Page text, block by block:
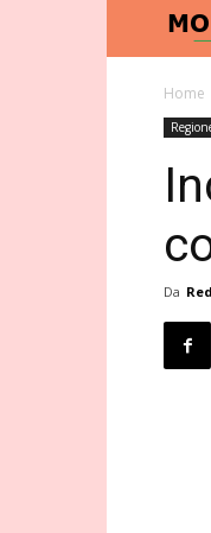
Home
Da